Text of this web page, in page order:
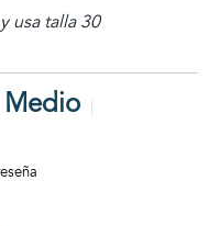
usa talla 30
Medio